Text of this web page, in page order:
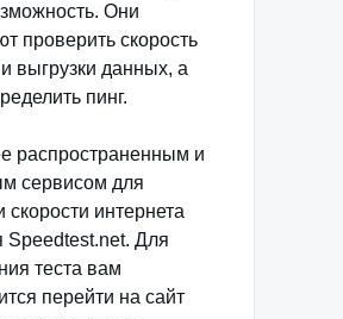
Они
проверить скорость
и выгрузки данных, а
пинг.
распространенным и
сервисом для
скорости интернета
Speedtest.net. Для
теста вам
перейти на сайт